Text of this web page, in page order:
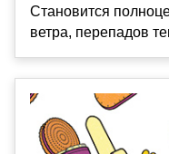
Становится
ветра, перепадов